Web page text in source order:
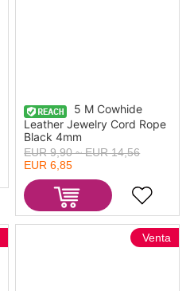
5 M Cowhide
Leather Jewelry Cord Rope
Black 4mm
EUR 9,90 ~ EUR 14,56
EUR 6,85
Venta